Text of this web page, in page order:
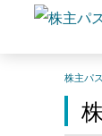
株主パ